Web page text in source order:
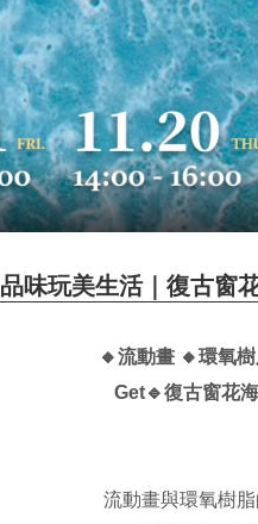
品味玩美生活｜復古窗
🔸流動畫 🔸環氧
Get🔹復古窗花
流動畫與環氧樹